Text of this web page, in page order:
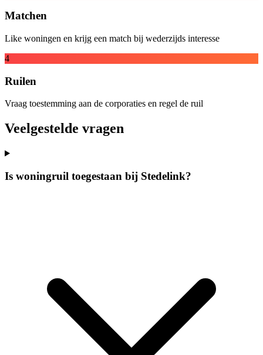
Matchen
Like woningen en krijg een match bij wederzijds interesse
4
Ruilen
Vraag toestemming aan de corporaties en regel de ruil
Veelgestelde vragen
Is woningruil toegestaan bij Stedelink?